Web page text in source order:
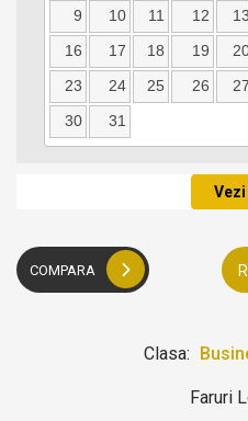
Data
COMPARA
Clasa:
Faruri
9
10 11 12 13
16
17 18 19
23
24 25 26 27
30
31